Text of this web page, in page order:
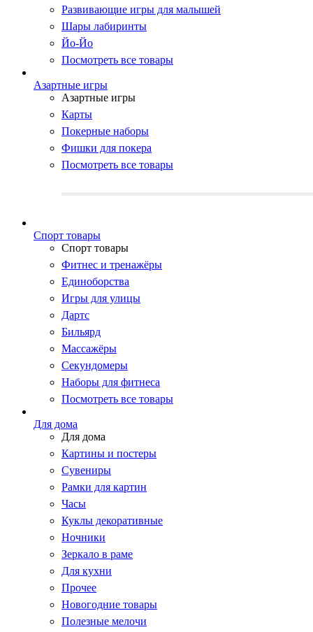
Развивающие игры для малышей
Шары лабиринты
Йо-Йо
Посмотреть все товары
Азартные игры
Азартные игры
Карты
Покерные наборы
Фишки для покера
Посмотреть все товары
Cпорт товары
Cпорт товары
Фитнес и тренажёры
Единоборства
Игры для улицы
Дартс
Бильярд
Массажёры
Секундомеры
Наборы для фитнеса
Посмотреть все товары
Для дома
Для дома
Картины и постеры
Сувениры
Рамки для картин
Часы
Куклы декоративные
Ночники
Зеркало в раме
Для кухни
Прочее
Новогодние товары
Полезные мелочи